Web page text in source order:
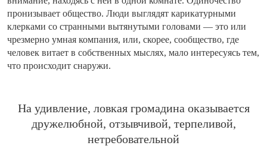
пронизывает общество. Люди выглядят карикатурными
клерками со странными вытянутыми головами — это или
чрезмерно умная компания, или, скорее, сообщество, где
человек витает в собственных мыслях, мало интересуясь тем,
что происходит снаружи.
На удивление, ловкая громадина оказывается
дружелюбной, отзывчивой, терпеливой,
нетребовательной